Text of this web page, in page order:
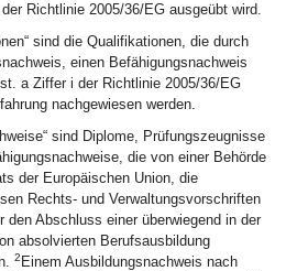
Richtlinie 2005/36/EG ausgeübt wird.
sind die Qualifikationen, die durch
einen Befähigungsnachweis
a Ziffer i der Richtlinie 2005/36/EG
nachgewiesen werden.
sind Diplome, Prüfungszeugnisse
die von einer Behörde
der Europäischen Union, die
Rechts- und Verwaltungsvorschriften
den Abschluss einer überwiegend in der
absolvierten Berufsausbildung
2 Einem Ausbildungsnachweis nach